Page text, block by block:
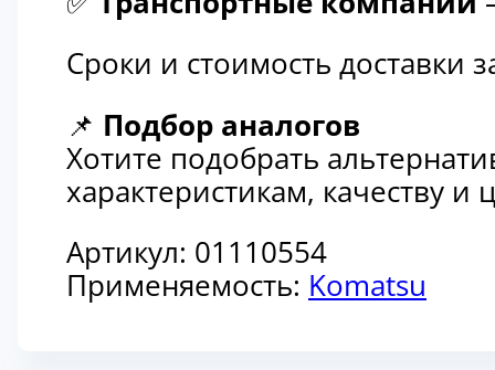
Сроки и стоимость доставки
📌 Подбор аналогов
Хотите подобрать
характеристикам, качеству
Артикул: 01110554
Применяемость: Komatsu